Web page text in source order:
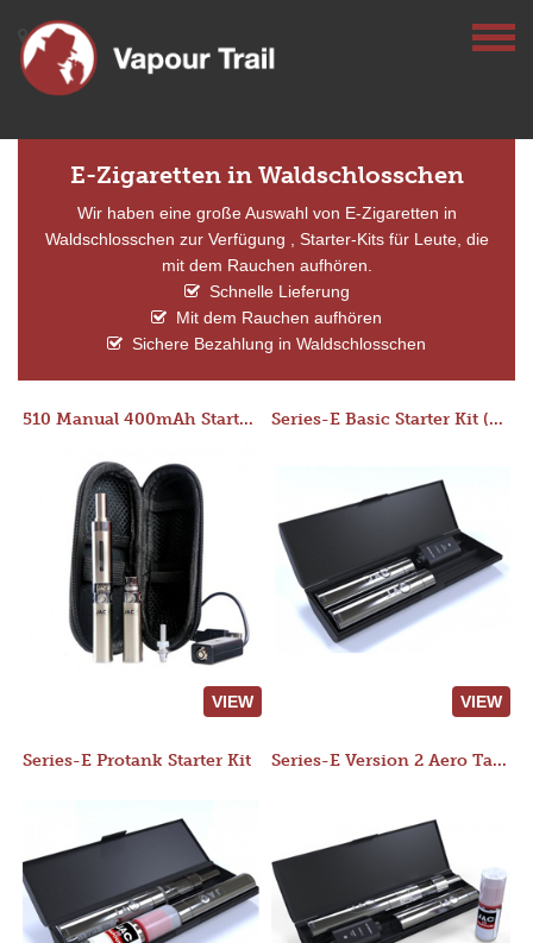
E-Zigaretten in Waldschlosschen
Wir haben eine große Auswahl von E-Zigaretten in
Waldschlosschen zur Verfügung , Starter-Kits für Leute, die
mit dem Rauchen aufhören.
Schnelle Lieferung
Mit dem Rauchen aufhören
Sichere Bezahlung in Waldschlosschen
510 Manual 400mAh Starter Kit
VIEW
Series-E Basic Starter Kit (No Tank)
VIEW
Series-E Protank Starter Kit Series-E Version 2 Aero Tank Starter Kit